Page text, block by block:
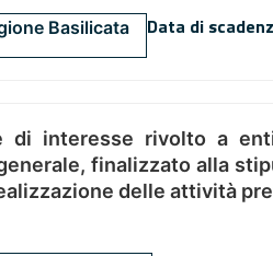
Basilicata Data di
di interesse rivolto a
finalizzato alla
delle attività